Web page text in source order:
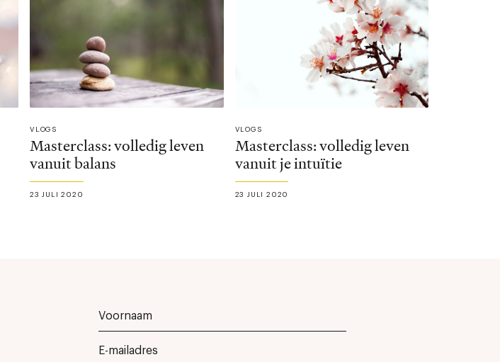
VLOGS
Masterclass: volledig leven
vanuit balans
23 JULI 2020
VLOGS
Masterclass: volledig leven
vanuit je intuïtie
23 JULI 2020